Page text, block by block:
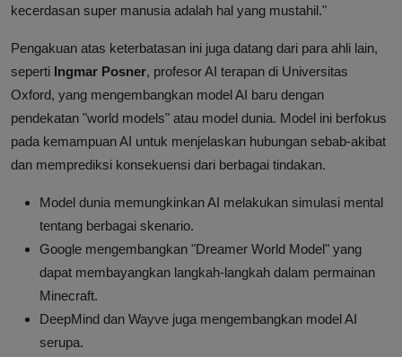
kecerdasan super manusia adalah hal yang mustahil."
Pengakuan atas keterbatasan ini juga datang dari para ahli lain,
seperti Ingmar Posner, profesor AI terapan di Universitas
Oxford, yang mengembangkan model AI baru dengan
pendekatan "world models" atau model dunia. Model ini berfokus
pada kemampuan AI untuk menjelaskan hubungan sebab-akibat
dan memprediksi konsekuensi dari berbagai tindakan.
Model dunia memungkinkan AI melakukan simulasi mental
tentang berbagai skenario.
Google mengembangkan "Dreamer World Model" yang
dapat membayangkan langkah-langkah dalam permainan
Minecraft.
DeepMind dan Wayve juga mengembangkan model AI
serupa.